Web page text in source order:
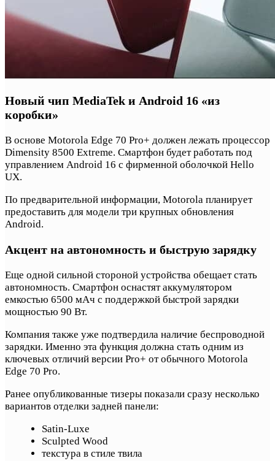
Новый чип MediaTek и Android 16 «из
коробки»
В основе Motorola Edge 70 Pro+ должен лежать процессор
Dimensity 8500 Extreme. Смартфон будет работать под
управлением Android 16 с фирменной оболочкой Hello
UX.
По предварительной информации, Motorola планирует
предоставить для модели три крупных обновления
Android.
Акцент на автономность и быструю зарядку
Еще одной сильной стороной устройства обещает стать
автономность. Смартфон оснастят аккумулятором
емкостью 6500 мАч с поддержкой быстрой зарядки
мощностью 90 Вт.
Компания также уже подтвердила наличие беспроводной
зарядки. Именно эта функция должна стать одним из
ключевых отличий версии Pro+ от обычного Motorola
Edge 70 Pro.
Ранее опубликованные тизеры показали сразу несколько
вариантов отделки задней панели:
Satin-Luxe
Sculpted Wood
текстура в стиле твила